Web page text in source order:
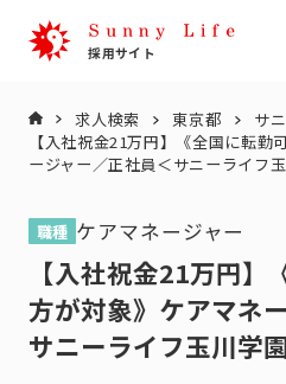
求人検索 東京都
サ
【入社祝金21万円】《全国に転勤
ージャー／正社員＜サニーライフ
職種 ケアマネージャー
【入社祝金21万円
方が対象》ケアマネ
サニーライフ玉川学